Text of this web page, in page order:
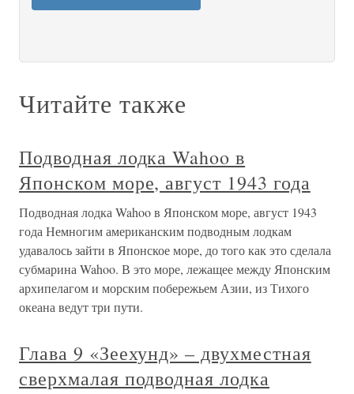
Читайте также
Подводная лодка Wahoo в
Японском море, август 1943 года
Подводная лодка Wahoo в Японском море, август 1943
года Немногим американским подводным лодкам
удавалось зайти в Японское море, до того как это сделала
субмарина Wahoo. В это море, лежащее между Японским
архипелагом и морским побережьем Азии, из Тихого
океана ведут три пути.
Глава 9 «Зеехунд» – двухместная
сверхмалая подводная лодка